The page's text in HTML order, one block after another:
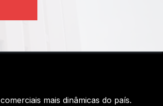
mais dinâmicas do país.